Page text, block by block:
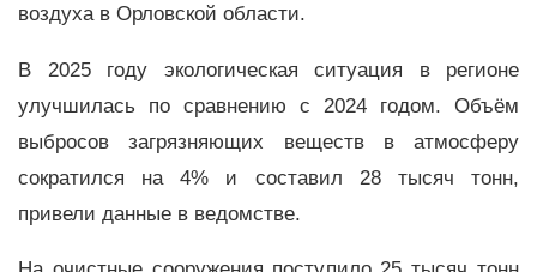
воздуха в Орловской области.
В 2025 году экологическая ситуация в регионе
улучшилась по сравнению с 2024 годом. Объём
выбросов загрязняющих веществ в атмосферу
сократился на 4% и составил 28 тысяч тонн,
привели данные в ведомстве.